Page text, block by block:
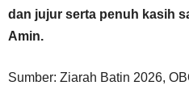
dan jujur serta penuh kasih
Amin.
Sumber: Ziarah Batin 2026,